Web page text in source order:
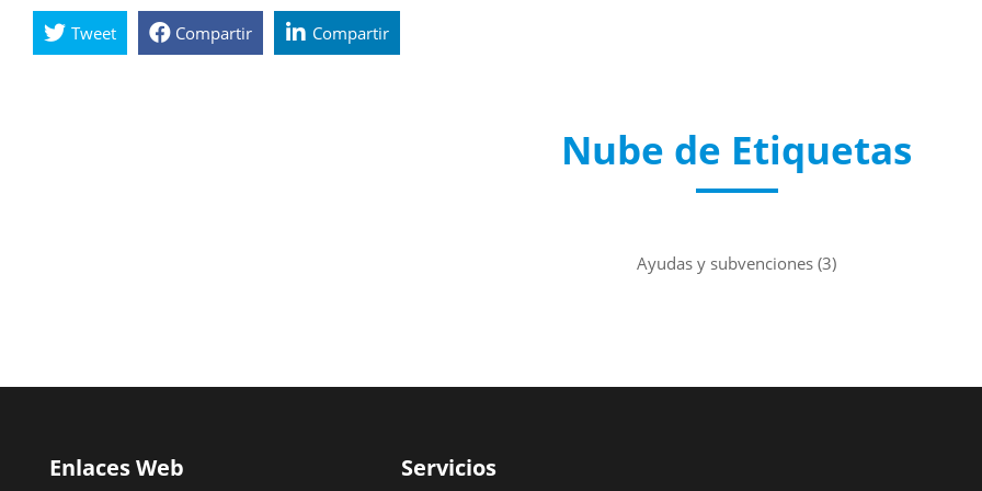
Tweet Compartir Compartir
Nube de Etiquetas
Ayudas y subvenciones (3)
Enlaces Web Servicios